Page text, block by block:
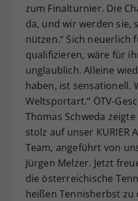
zum Finalturnier. Die
da, und wir werden sie,
nützen.“ Sich neuerlich
qualifizieren, wäre für
unglaublich. Alleine
haben, ist sensationell.
Weltsportart.“ ÖTV-
Thomas Schweda
stolz auf unser KURIER
Team, angeführt von
Jürgen Melzer. Jetzt
die österreichische
heißen Tennisherbst